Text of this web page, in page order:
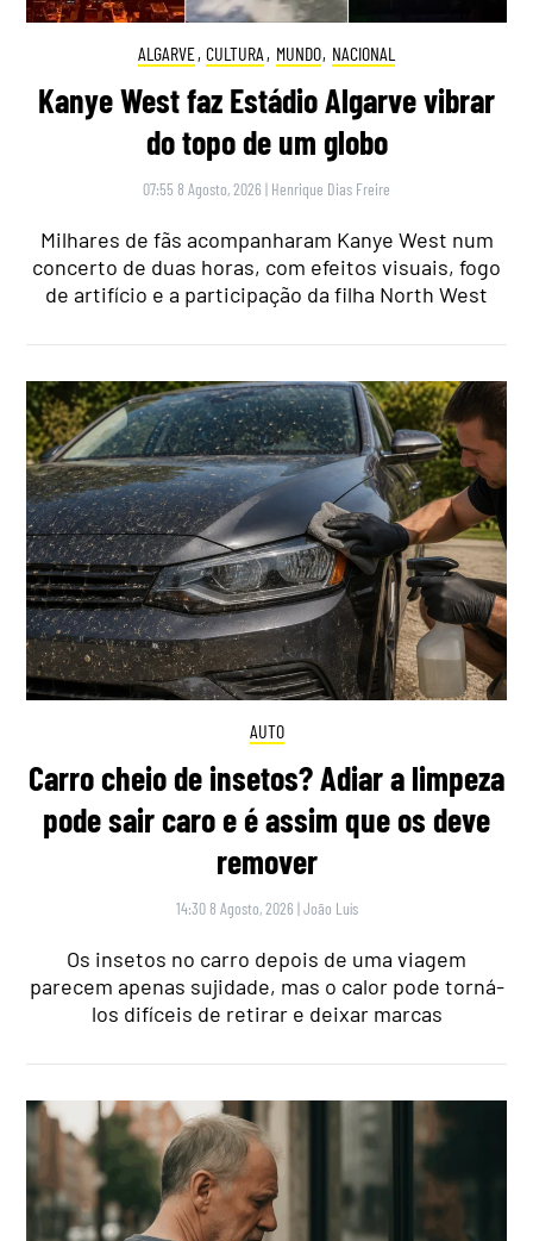
ALGARVE, CULTURA , MUNDO, NACIONAL
Kanye West faz Estádio Algarve vibrar
do topo de um globo
07:55 8 Agosto, 2026 | Henrique Dias Freire
Milhares de fãs acompanharam Kanye West num
concerto de duas horas, com efeitos visuais, fogo
de artifício e a participação da filha North West
AUTO
Carro cheio de insetos? Adiar a limpeza
pode sair caro e é assim que os deve
remover
14:30 8 Agosto, 2026 |João Luís
Os insetos no carro depois de uma viagem
parecem apenas sujidade, mas o calor pode torná-
los difíceis de retirar e deixar marcas